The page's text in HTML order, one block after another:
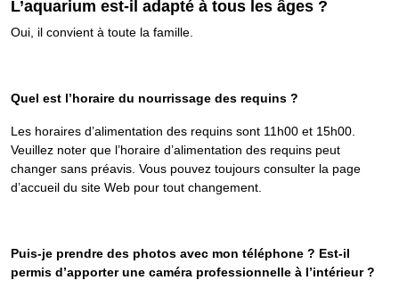
L’aquarium est-il adapté à tous les âges ?
Oui, il convient à toute la famille.
Quel est l’horaire du nourrissage des requins ?
Les horaires d’alimentation des requins sont 11h00 et 15h00.
Veuillez noter que l’horaire d’alimentation des requins peut
changer sans préavis. Vous pouvez toujours consulter la page
d’accueil du site Web pour tout changement.
Puis-je prendre des photos avec mon téléphone ? Est-il
permis d’apporter une caméra professionnelle à l’intérieur ?